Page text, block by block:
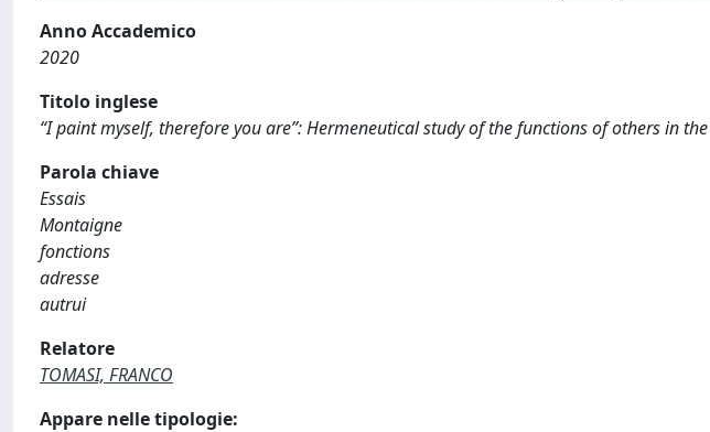
Anno Accademico
2020
Titolo inglese
“I paint myself, therefore you are”: Hermeneutical study of the functions of others in
Parola chiave
Essais
Montaigne
fonctions
adresse
autrui
Relatore
TOMASI, FRANCO
Appare nelle tipologie: